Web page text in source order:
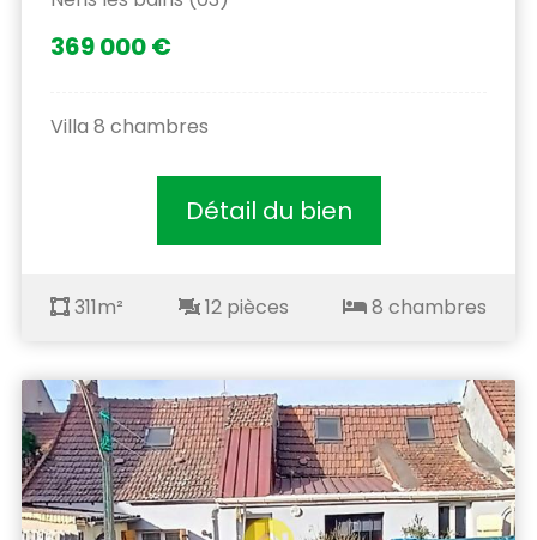
369 000 €
Villa 8 chambres
Détail du bien
311m² 12 pièces 8 chambres